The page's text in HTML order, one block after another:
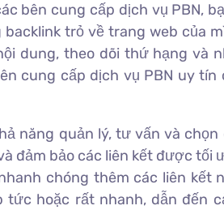
bên cung cấp dịch vụ PBN,
trỏ về trang web của
dung, theo dõi thứ hạng và
cung cấp dịch vụ PBN uy
năng quản lý, tư vấn và
đảm bảo các liên kết được tối
chóng thêm các liên kết
tức hoặc rất nhanh, dẫn đến